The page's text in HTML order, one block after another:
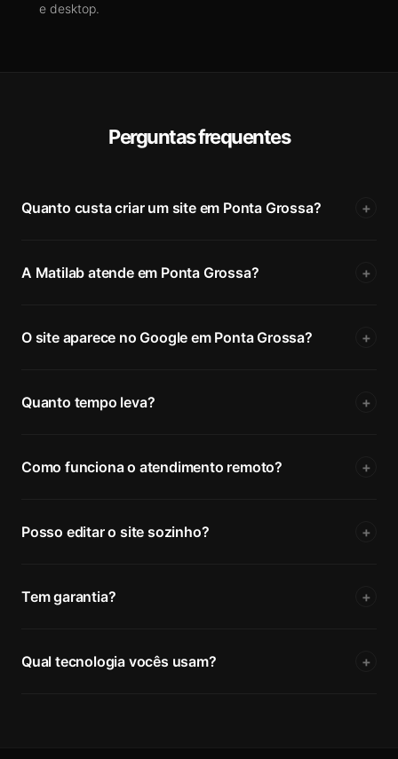
e desktop.
Perguntas frequentes
Quanto custa criar um site em Ponta Grossa? +
A Matilab atende em Ponta Grossa? +
O site aparece no Google em Ponta Grossa? +
Quanto tempo leva? +
Como funciona o atendimento remoto? +
Posso editar o site sozinho? +
Tem garantia? +
Qual tecnologia vocês usam? +